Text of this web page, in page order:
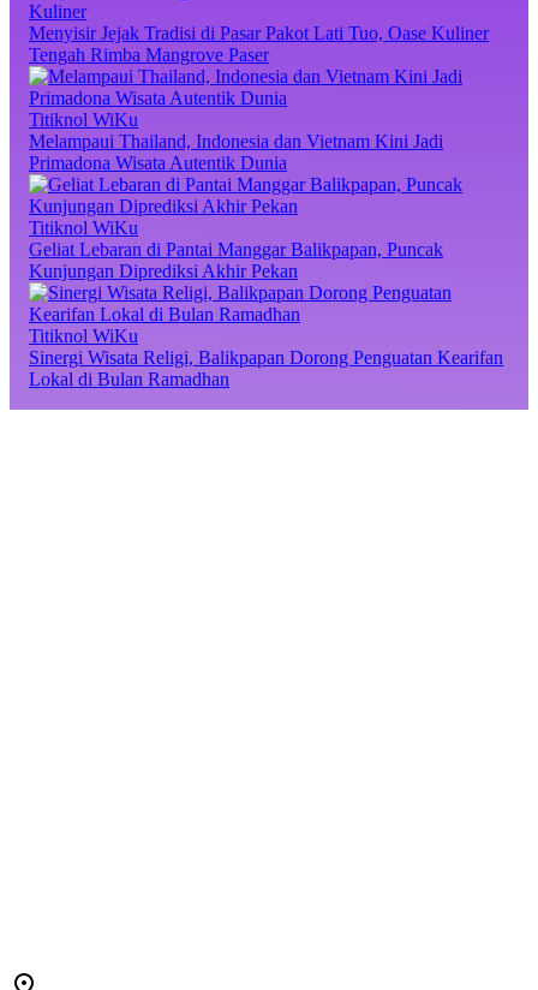
Kuliner
Menyisir Jejak Tradisi di Pasar Pakot Lati Tuo, Oase Kuliner
Tengah Rimba Mangrove Paser
Titiknol WiKu
Melampaui Thailand, Indonesia dan Vietnam Kini Jadi
Primadona Wisata Autentik Dunia
Titiknol WiKu
Geliat Lebaran di Pantai Manggar Balikpapan, Puncak
Kunjungan Diprediksi Akhir Pekan
Titiknol WiKu
Sinergi Wisata Religi, Balikpapan Dorong Penguatan Kearifan
Lokal di Bulan Ramadhan